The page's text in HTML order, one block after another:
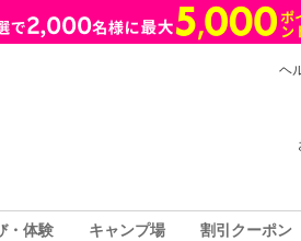
ヘ
・体験 キャンプ場 割引クーポン